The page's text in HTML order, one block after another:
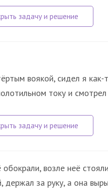
воякой, сидел я
току и
возле неё
держал за руку, а она